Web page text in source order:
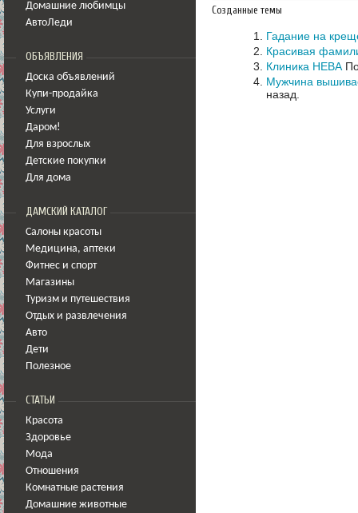
Домашние любимцы
АвтоЛеди
ОБЪЯВЛЕНИЯ
Доска объявлений
Купи-продайка
Услуги
Даром!
Для взрослых
Детские покупки
Для дома
ДАМСКИЙ КАТАЛОГ
Салоны красоты
Медицина, аптеки
Фитнес и спорт
Магазины
Туризм и путешествия
Отдых и развлечения
Авто
Дети
Полезное
СТАТЬИ
Красота
Здоровье
Мода
Отношения
Комнатные растения
Домашние животные
Созданные темы
Гадание на
Красивая
Клиника НЕВА
Мужчина
назад.